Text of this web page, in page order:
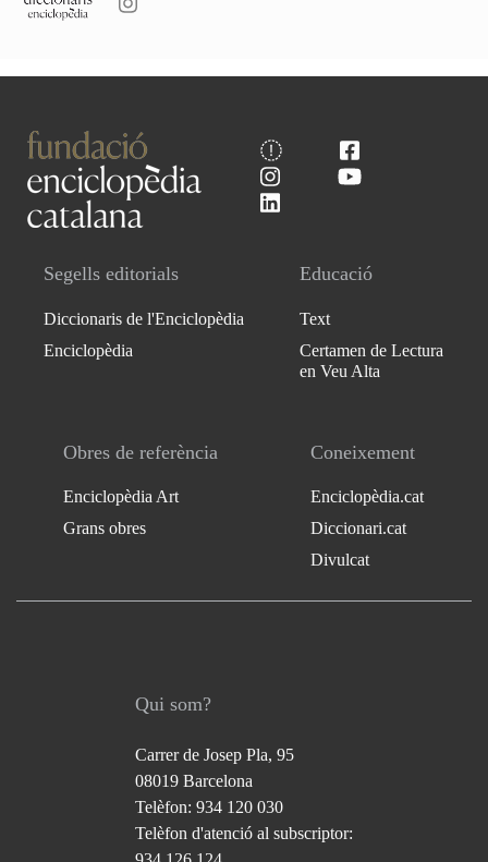
Segells editorials
Diccionaris de l'Enciclopèdia
Enciclopèdia
Educació
Text
Certamen de Lectura
en Veu Alta
Obres de referència
Enciclopèdia Art
Grans obres
Coneixement
Enciclopèdia.cat
Diccionari.cat
Divulcat
Qui som?
Carrer de Josep Pla, 95
08019 Barcelona
Telèfon: 934 120 030
Telèfon d'atenció al subscriptor: